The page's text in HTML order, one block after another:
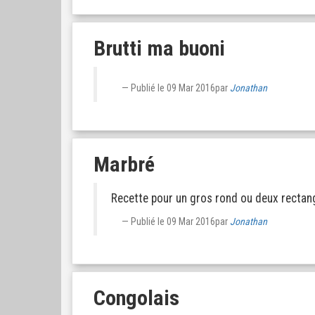
Brutti ma buoni
Publié le 09 Mar 2016par Jonathan
Marbré
Recette pour un gros rond ou deux
Publié le 09 Mar 2016par Jonathan
Congolais